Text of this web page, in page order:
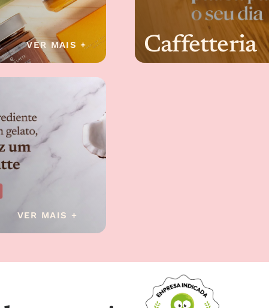
VER MAIS + Caffetteria
VER MAIS +